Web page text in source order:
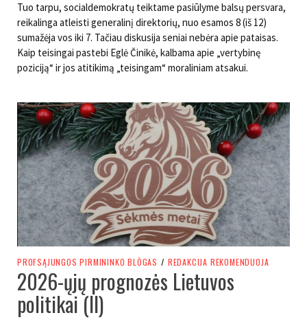
Tuo tarpu, socialdemokratų teiktame pasiūlyme balsų persvara,
reikalinga atleisti generalinį direktorių, nuo esamos 8 (iš 12)
sumažėja vos iki 7. Tačiau diskusija seniai nebėra apie pataisas.
Kaip teisingai pastebi Eglė Činikė, kalbama apie „vertybinę
poziciją“ ir jos atitikimą „teisingam“ moraliniam atsakui.
PROFSĄJUNGOS PIRMININKO BLÒGAS / REDAKCIJA REKOMENDUOJA
2026-ųjų prognozės Lietuvos
politikai (II)